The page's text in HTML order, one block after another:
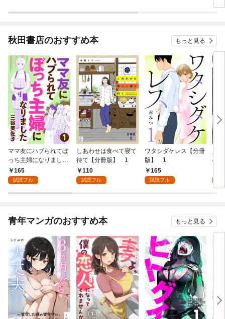
秋田書店のおすすめ本 もっと見る
ママ友にハブられてぼ
っち主婦になりました
【分冊版】 1
165
試読フル
しあわせは食べて寝て
待て【分冊版】 1
110
試読フル
ワタシダケレス【分冊
版】 1
165
試読フル
の
青年マンガのおすすめ本 もっと見る